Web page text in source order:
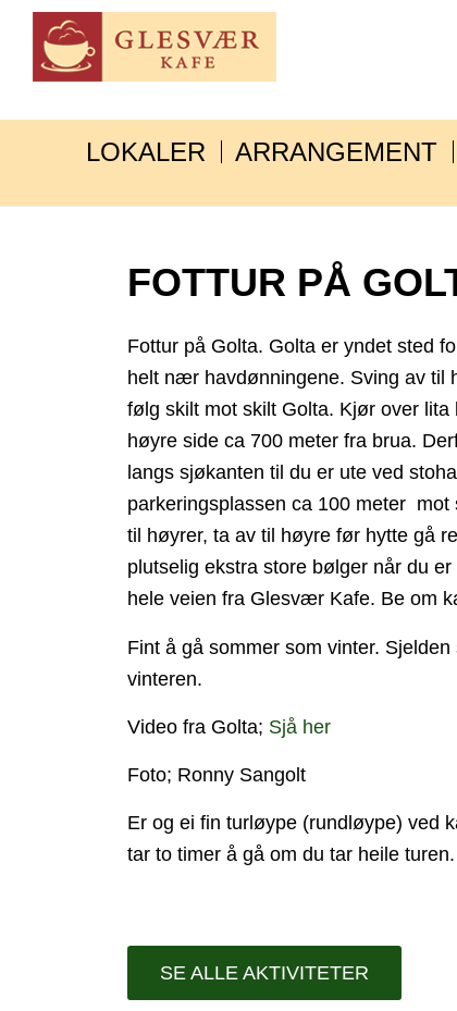
LOKALER ARRANGEMENT
FOTTUR PÅ
Fottur på Golta. Golta er yndet sted
helt nær havdønningene. Sving av til
følg skilt mot skilt Golta. Kjør over
høyre side ca 700 meter fra brua.
langs sjøkanten til du er ute ved
parkeringsplassen ca 100 meter
til høyrer, ta av til høyre før hytte gå
plutselig ekstra store bølger når du
hele veien fra Glesvær Kafe. Be om
Fint å gå sommer som vinter.
vinteren.
Video fra Golta; Sjå her
Foto; Ronny Sangolt
Er og ei fin turløype (rundløype) ved
tar to timer å gå om du tar heile turen.
SE ALLE AKTIVITETER